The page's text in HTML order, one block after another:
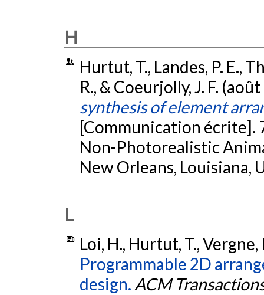
H
Hurtut, T., Landes, P. E.,
R., & Coeurjolly, J. F.
synthesis of element
[Communication écrite].
Non-Photorealistic
New Orleans, Louisiana,
L
Loi, H., Hurtut, T.,
Programmable 2D
design. ACM